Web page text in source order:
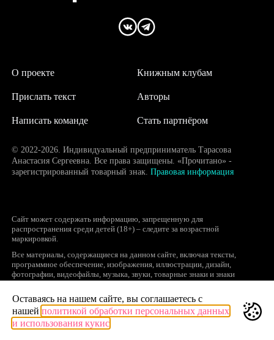
О проекте
Написать команде
Авторы
Прислать текст
Книжным клубам
Стать партнёром
© 2022-2026. Индивидуальный предприниматель Тарасова
Анастасия Сергеевна. Все права защищены. «Прочитано» -
зарегистрированный товарный знак. Правовая информация
Сайт может содержать информацию, запрещенную для
распространения среди детей (18+) – следите за возрастной
маркировкой.
Все материалы, содержащиеся на данном сайте, включая тексты,
программное обеспечение, изображения, иллюстрации, дизайн,
фотографии, видеофайлы, музыка, звуки, товарные знаки и знаки
объектами интеллектуальной собственности, исключительные права на
использование которых принадлежат правообладателям.
Запрещается полное или частичное копирование и распространение (в
том числе, путем воспроизведения и размещения на других сайтах и
Оставаясь на нашем сайте, вы соглашаетесь с
нашей политикой обработки персональных данных
и использования кукис